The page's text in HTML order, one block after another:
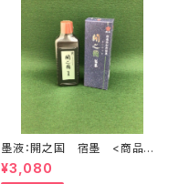
墨液：開之国 宿墨 <商品番
号1900>
¥3,080